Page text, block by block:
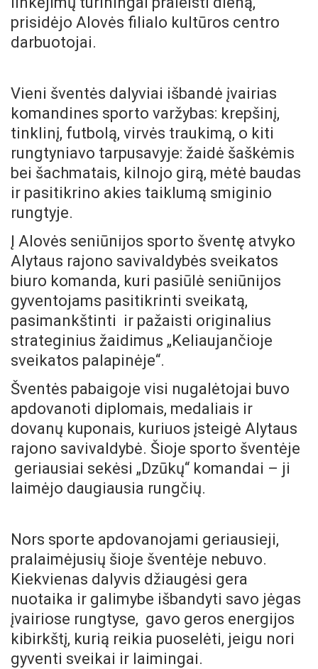
prisidėjo Alovės filialo kultūros centro
darbuotojai.
Vieni šventės dalyviai išbandė įvairias
komandines sporto varžybas: krepšinį,
tinklinį, futbolą, virvės traukimą, o kiti
rungtyniavo tarpusavyje: žaidė šaškėmis
bei šachmatais, kilnojo girą, mėtė baudas
ir pasitikrino akies taiklumą smiginio
rungtyje.
Į Alovės seniūnijos sporto šventę atvyko
Alytaus rajono savivaldybės sveikatos
biuro komanda, kuri pasiūlė seniūnijos
gyventojams pasitikrinti sveikatą,
pasimankštinti ir pažaisti originalius
strateginius žaidimus „Keliaujančioje
sveikatos palapinėje“.
Šventės pabaigoje visi nugalėtojai buvo
apdovanoti diplomais, medaliais ir
dovanų kuponais, kuriuos įsteigė Alytaus
rajono savivaldybė. Šioje sporto šventėje
geriausiai sekėsi „Dzūkų“ komandai – ji
laimėjo daugiausia rungčių.
Nors sporte apdovanojami geriausieji,
pralaimėjusių šioje šventėje nebuvo.
Kiekvienas dalyvis džiaugėsi gera
nuotaika ir galimybe išbandyti savo jėgas
įvairiose rungtyse, gavo geros energijos
kibirkštį, kurią reikia puoselėti, jeigu nori
gyventi sveikai ir laimingai.